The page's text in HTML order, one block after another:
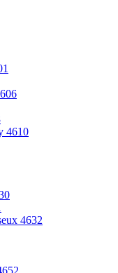
4610
4632